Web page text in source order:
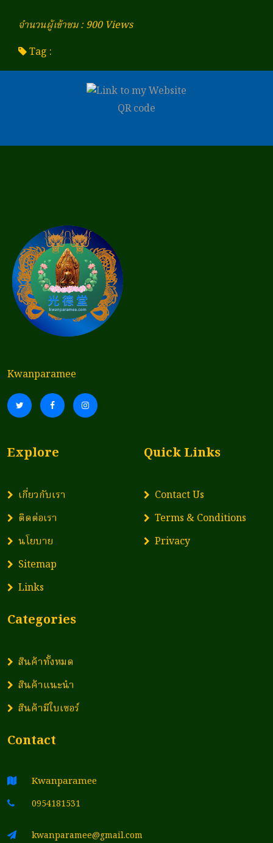
จำนวนผู้เข้าชม : 900 Views
Tag :
QR code
Kwanparamee
Explore
เกี่ยวกับเรา
ติดต่อเรา
นโยบาย
Sitemap
Links
Quick Links
Contact Us
Terms & Conditions
Privacy
Categories
สินค้าทั้งหมด
สินค้าแนะนำ
สินค้ามีใบเซอร์
Contact
Kwanparamee
0954181531
kwanparamee@gmail.com